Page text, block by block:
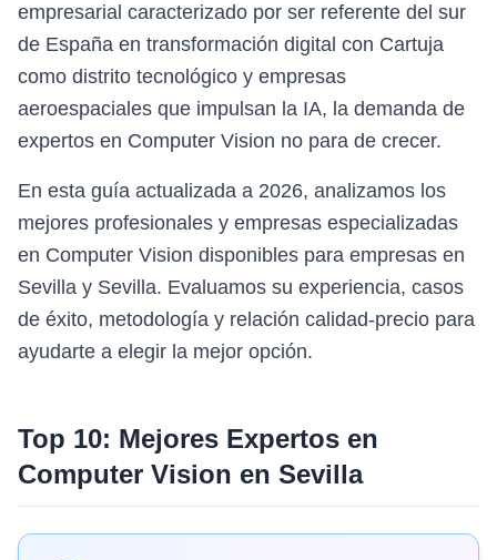
empresarial caracterizado por ser referente del sur
de España en transformación digital con Cartuja
como distrito tecnológico y empresas
aeroespaciales que impulsan la IA, la demanda de
expertos en Computer Vision no para de crecer.
En esta guía actualizada a 2026, analizamos los
mejores profesionales y empresas especializadas
en Computer Vision disponibles para empresas en
Sevilla y Sevilla. Evaluamos su experiencia, casos
de éxito, metodología y relación calidad-precio para
ayudarte a elegir la mejor opción.
Top 10: Mejores Expertos en
Computer Vision en Sevilla